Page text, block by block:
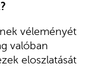
véleményét
valóban
eloszlatását